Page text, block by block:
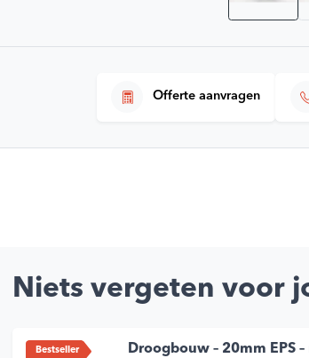
Offerte aanvragen
Niets vergeten voor
Bestseller Droogbouw – 20mm EPS